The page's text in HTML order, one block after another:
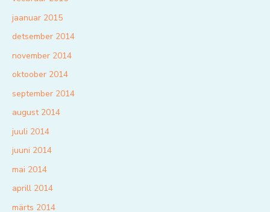
jaanuar 2015
detsember 2014
november 2014
oktoober 2014
september 2014
august 2014
juuli 2014
juuni 2014
mai 2014
aprill 2014
märts 2014